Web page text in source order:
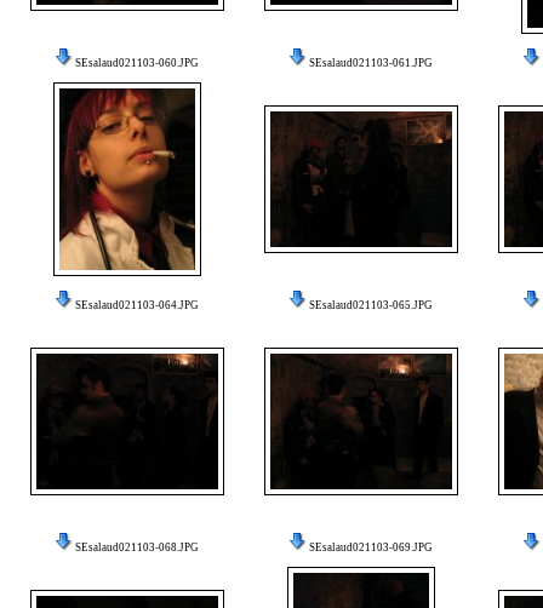
SEsalaud021103-060.JPG SEsalaud021103-061.JPG
SEsalaud021103-064.JPG SEsalaud021103-065.JPG
SEsalaud021103-068.JPG SEsalaud021103-069.JPG